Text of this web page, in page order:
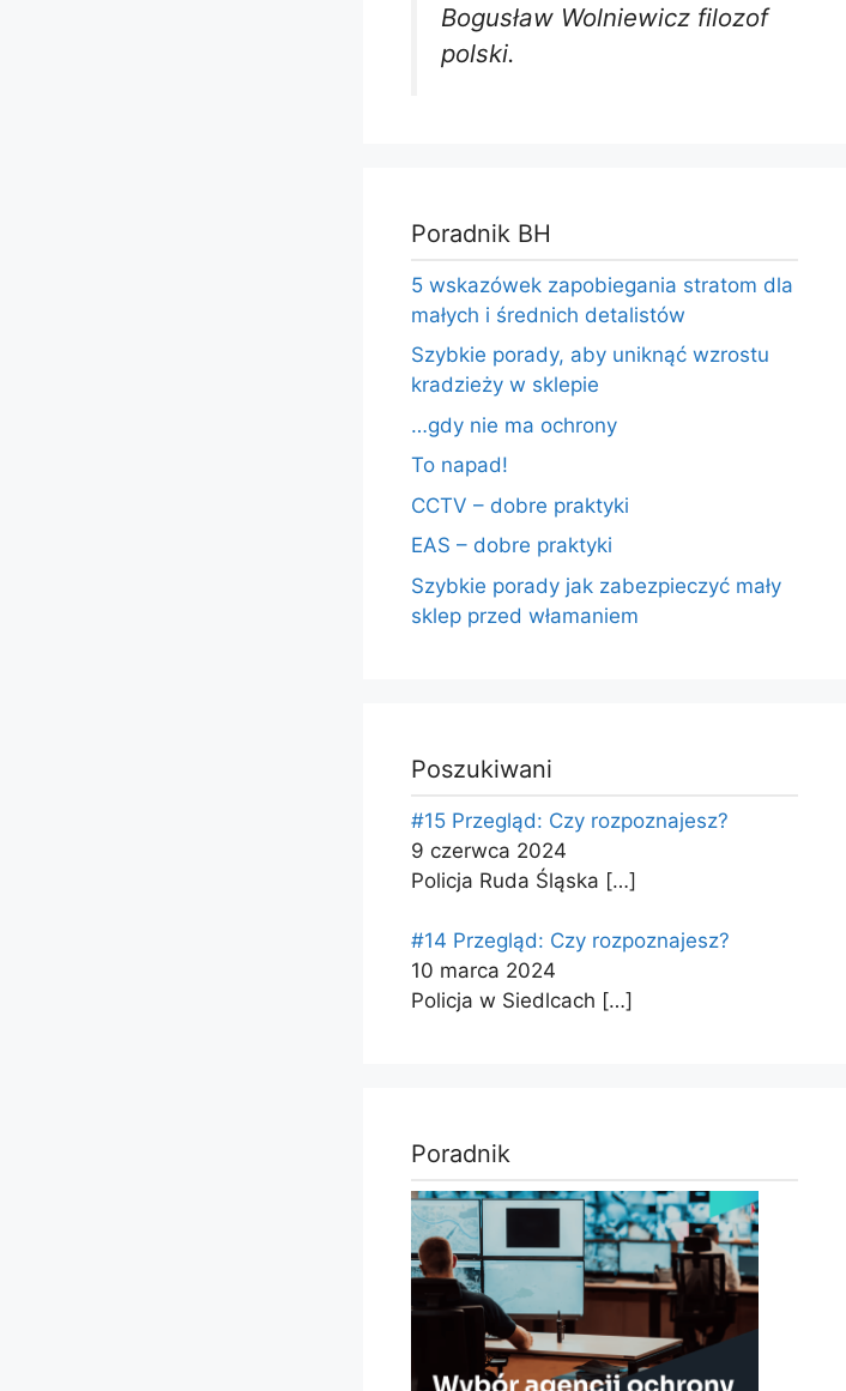
Bogusław Wolniewicz filozof
polski.
Poradnik BH
5 wskazówek zapobiegania stratom dla
małych i średnich detalistów
Szybkie porady, aby uniknąć wzrostu
kradzieży w sklepie
…gdy nie ma ochrony
To napad!
CCTV – dobre praktyki
EAS – dobre praktyki
Szybkie porady jak zabezpieczyć mały
sklep przed włamaniem
Poszukiwani
#15 Przegląd: Czy rozpoznajesz?
9 czerwca 2024
Policja Ruda Śląska […]
#14 Przegląd: Czy rozpoznajesz?
10 marca 2024
Policja w Siedlcach […]
Poradnik